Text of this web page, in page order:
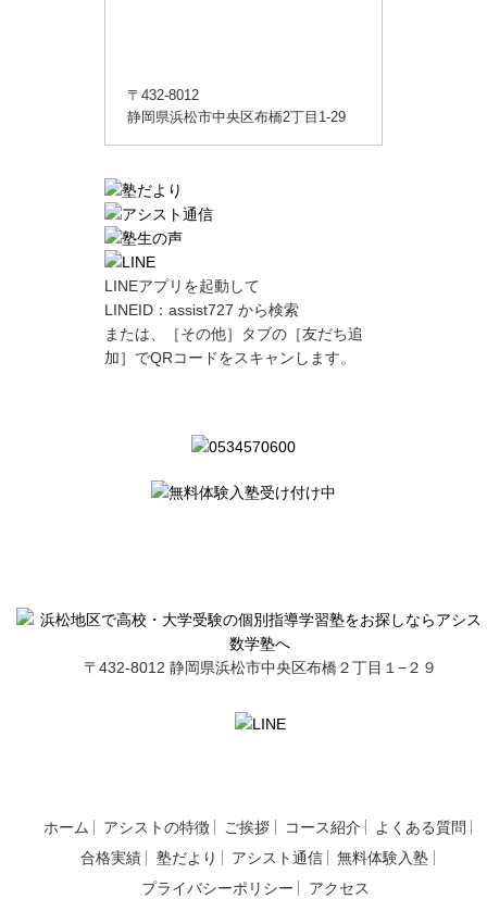
〒432-8012
静岡県浜松市中央区布橋2丁目1-29
LINEアプリを起動して
LINEID： assist727 から検索
または、［その他］タブの［友だち追
加］でQRコードをスキャンします。
〒432-8012 静岡県浜松市中央区布橋２丁目１−２９
ホーム アシストの特徴 ご挨拶 コース紹介
よくある質問
合格実績
塾だより アシスト通信
無料体験入塾
プライバシーポリシー
アクセス